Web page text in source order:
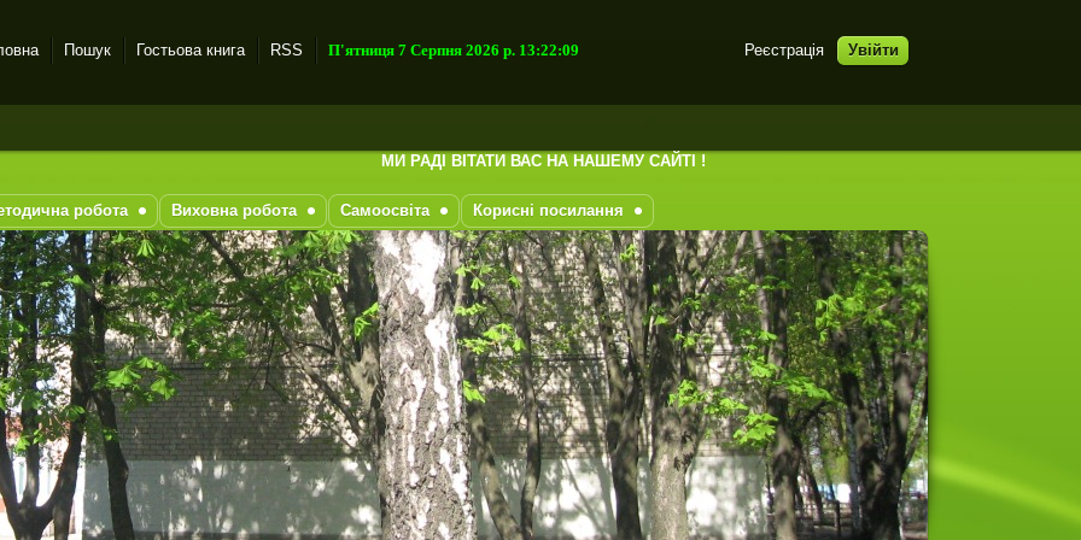
Реєстрація Увійти
Пошук Гостьова книга RSS П'ятниця 7 Серпня 2026 р. 13:22:11
МИ РАДІ ВІТАТИ ВАС НА НАШЕМУ САЙТІ !
робота Виховна робота Самоосвіта Корисні посилання